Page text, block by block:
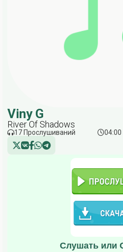
Viny G
River Of Shadows
17 Прослушиваний 04:00
Слушать или